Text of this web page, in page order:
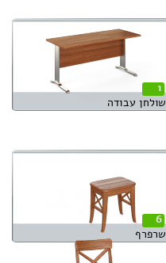
1
שולחן עבודה
6
שרפרף